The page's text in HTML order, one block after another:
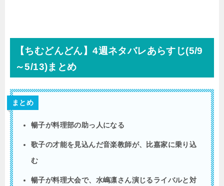
【ちむどんどん】4週ネタバレあらすじ(5/9
～5/13)まとめ
まとめ
暢子が料理部の助っ人になる
歌子の才能を見込んだ音楽教師が、比嘉家に乗り込
む
暢子が料理大会で、水嶋凛さん演じるライバルと対